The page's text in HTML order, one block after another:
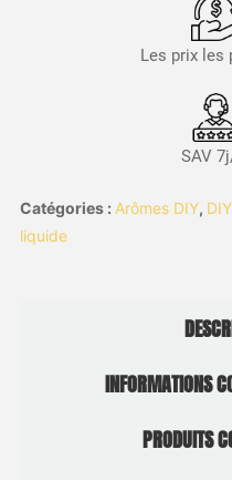
Les prix les
SAV
Catégories : Arômes DIY,
liquide
INFORMATIONS
PRODUITS